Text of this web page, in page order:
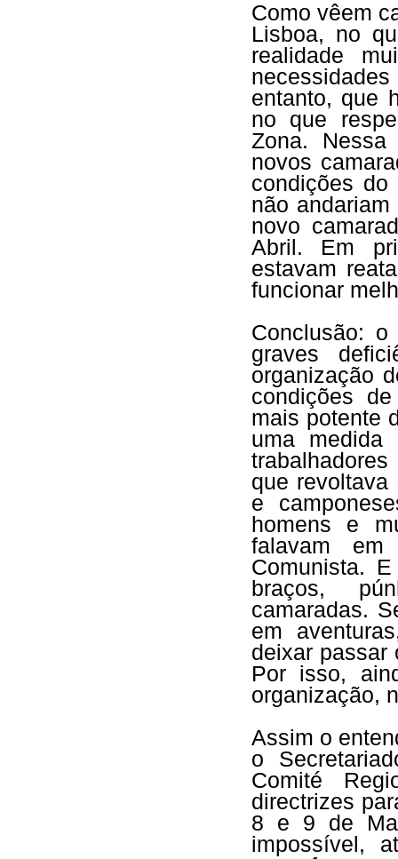
Como vêem
Lisboa, no
realidade
entanto, que
no que
Zona. Nessa
novos
condições
não
novo
Abril. Em
estavam
funcionar
Conclusão:
graves
organização
condições
mais potente
uma
que revoltava
e
homens e
falavam
Comunista.
braços,
camaradas.
em
deixar passar
Por isso,
organização,
Assim o
o
Comité
directrizes
8 e 9 de
impossível,